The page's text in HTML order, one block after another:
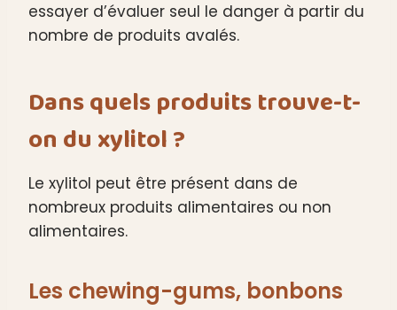
essayer d’évaluer seul le danger à partir du
nombre de produits avalés.
Dans quels produits trouve-t-
on du xylitol ?
Le xylitol peut être présent dans de
nombreux produits alimentaires ou non
alimentaires.
Les chewing-gums, bonbons